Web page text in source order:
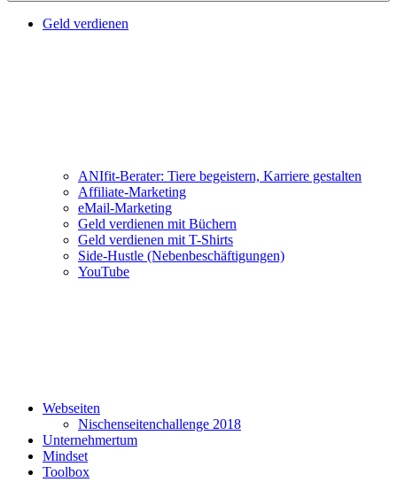
Geld verdienen
ANIfit-Berater: Tiere begeistern, Karriere gestalten
Affiliate-Marketing
eMail-Marketing
Geld verdienen mit Büchern
Geld verdienen mit T-Shirts
Side-Hustle (Nebenbeschäftigungen)
YouTube
Webseiten
Nischenseitenchallenge 2018
Unternehmertum
Mindset
Toolbox